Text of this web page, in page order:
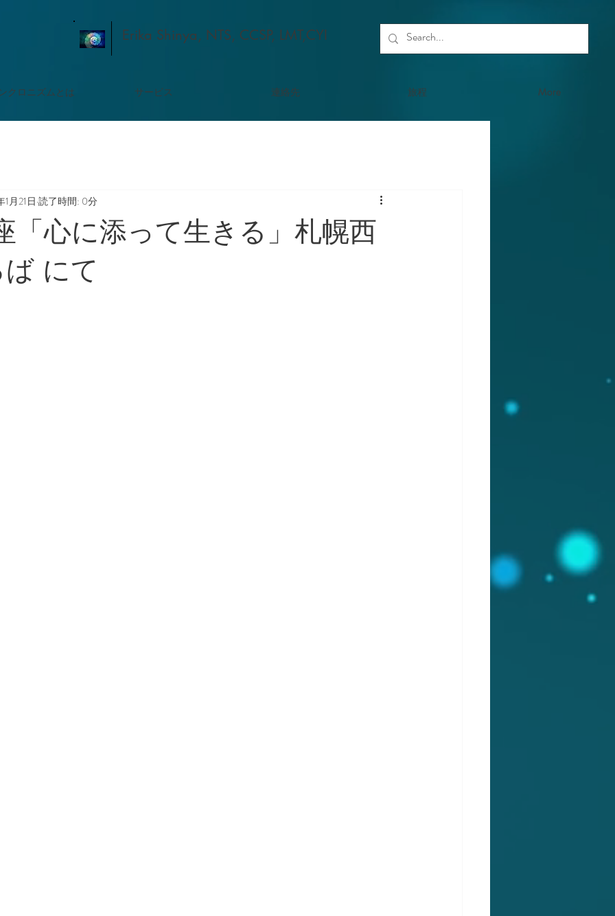
Erika Shinya, NTS, CCSP, LMT,CYI
クロニズムとは サービス 連絡先 旅程 More
心に添って生きる」札幌西
にて
1月21日 読了時間: 0分